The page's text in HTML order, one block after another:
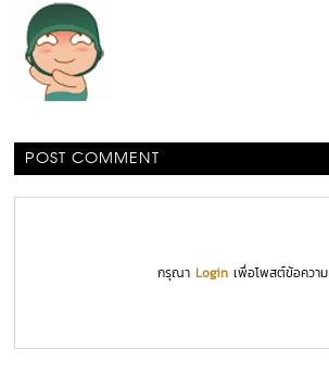
POST COMMENT
กรุณาLogin เพื่อโพสต์ข้อความ